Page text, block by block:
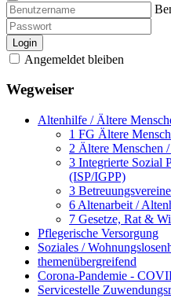
Login
Angemeldet bleiben
Wegweiser
Altenhilfe / Ältere
1 FG Ältere
2 Ältere Menschen
3 Integrierte Sozial
(ISP/IGPP)
3
6 Altenarbeit /
7 Gesetze, Rat &
Pflegerische Versorgung
Soziales /
themenübergreifend
Corona-Pandemie -
Servicestelle